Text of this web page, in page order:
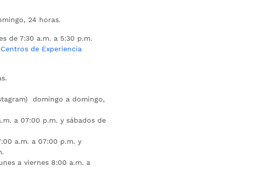
24 horas.
de 7:30 a.m. a 5:30 p.m.
Centros de Experiencia
domingo a domingo,
a 07:00 p.m. y sábados de
a.m. a 07:00 p.m. y
a viernes 8:00 a.m. a